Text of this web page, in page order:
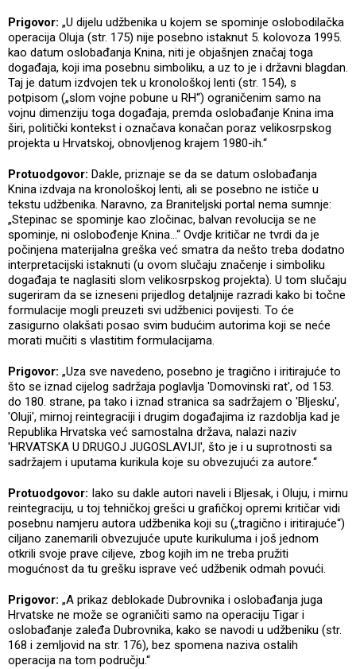
Prigovor: „U dijelu udžbenika u kojem se spominje oslobodilačka
operacija Oluja (str. 175) nije posebno istaknut 5. kolovoza 1995.
kao datum oslobađanja Knina, niti je objašnjen značaj toga
događaja, koji ima posebnu simboliku, a uz to je i državni blagdan.
Taj je datum izdvojen tek u kronološkoj lenti (str. 154), s
potpisom („slom vojne pobune u RH“) ograničenim samo na
vojnu dimenziju toga događaja, premda oslobađanje Knina ima
širi, politički kontekst i označava konačan poraz velikosrpskog
projekta u Hrvatskoj, obnovljenog krajem 1980-ih.“
Protuodgovor: Dakle, priznaje se da se datum oslobađanja
Knina izdvaja na kronološkoj lenti, ali se posebno ne ističe u
tekstu udžbenika. Naravno, za Braniteljski portal nema sumnje:
„Stepinac se spominje kao zločinac, balvan revolucija se ne
spominje, ni oslobođenje Knina…“ Ovdje kritičar ne tvrdi da je
počinjena materijalna greška već smatra da nešto treba dodatno
interpretacijski istaknuti (u ovom slučaju značenje i simboliku
događaja te naglasiti slom velikosrpskog projekta). U tom slučaju
sugeriram da se izneseni prijedlog detaljnije razradi kako bi točne
formulacije mogli preuzeti svi udžbenici povijesti. To će
zasigurno olakšati posao svim budućim autorima koji se neće
morati mučiti s vlastitim formulacijama.
Prigovor: „Uza sve navedeno, posebno je tragično i iritirajuće to
što se iznad cijelog sadržaja poglavlja 'Domovinski rat', od 153.
do 180. strane, pa tako i iznad stranica sa sadržajem o 'Bljesku',
'Oluji', mirnoj reintegraciji i drugim događajima iz razdoblja kad je
Republika Hrvatska već samostalna država, nalazi naziv
'HRVATSKA U DRUGOJ JUGOSLAVIJI', što je i u suprotnosti sa
sadržajem i uputama kurikula koje su obvezujući za autore.“
Protuodgovor: Iako su dakle autori naveli i Bljesak, i Oluju, i mirnu
reintegraciju, u toj tehničkoj grešci u grafičkoj opremi kritičar vidi
posebnu namjeru autora udžbenika koji su („tragično i iritirajuće“)
ciljano zanemarili obvezujuće upute kurikuluma i još jednom
otkrili svoje prave ciljeve, zbog kojih im ne treba pružiti
mogućnost da tu grešku isprave već udžbenik odmah povući.
Prigovor: „A prikaz deblokade Dubrovnika i oslobađanja juga
Hrvatske ne može se ograničiti samo na operaciju Tigar i
oslobađanje zaleđa Dubrovnika, kako se navodi u udžbeniku (str.
168 i zemljovid na str. 176), bez spomena naziva ostalih
operacija na tom području.“